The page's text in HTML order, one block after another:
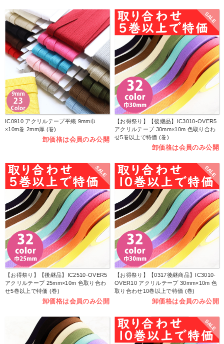
IC0910 アクリルテープ平織 9mm巾
×10m巻 2mm厚 (巻)
卸価格は会員のみ公開
SALE
【お得祭り】【後継品】IC3010-OVER5
アクリルテープ 30mm×10m 色取り合わ
せ5巻以上で特価 (巻)
卸価格は会員のみ公開
SALE
【お得祭り】【後継品】IC2510-OVER5
アクリルテープ 25mm×10m 色取り合わ
せ5巻以上で特価 (巻)
卸価格は会員のみ公開
SALE
【お得祭り】【0317後継商品】IC3010-
OVER10 アクリルテープ 30mm×10m 色
取り合わせ10巻以上で特価 (巻)
卸価格は会員のみ公開
SALE